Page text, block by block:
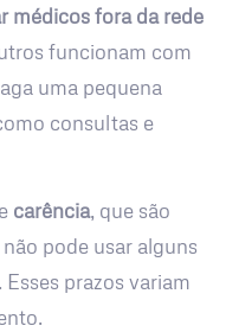
médicos fora da rede
funcionam com
uma pequena
consultas e
carência, que são
pode usar alguns
prazos variam